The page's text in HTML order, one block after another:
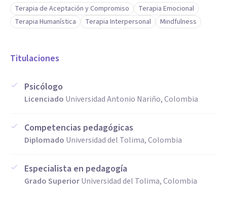
Terapia de Aceptación y Compromiso
Terapia Emocional
Terapia Humanística
Terapia Interpersonal Mindfulness
Titulaciones
Psicólogo
Licenciado Universidad Antonio Nariño, Colombia
Competencias pedagógicas
Diplomado Universidad del Tolima, Colombia
Especialista en pedagogía
Grado SuperiorUniversidad del Tolima, Colombia